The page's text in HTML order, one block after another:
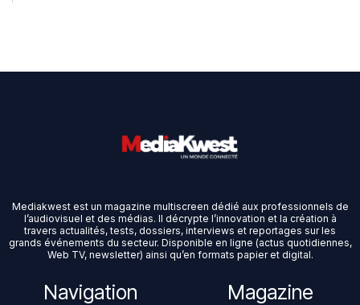
Mediakwest est un magazine multiscreen dédié aux professionnels de
l’audiovisuel et des médias. Il décrypte l’innovation et la création à
travers actualités, tests, dossiers, interviews et reportages sur les
grands événements du secteur. Disponible en ligne (actus quotidiennes,
Web TV, newsletter) ainsi qu’en formats papier et digital.
Navigation Magazine